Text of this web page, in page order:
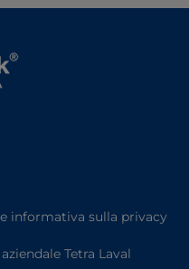
informativa sulla privacy
Tetra Laval